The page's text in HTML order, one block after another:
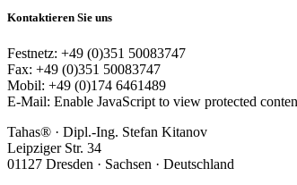
Kontaktieren Sie uns
Festnetz: +49 (0)351 50083747
Fax: +49 (0)351 50083747
Mobil: +49 (0)174 6461489
E-Mail: Enable JavaScript to view protected
Tahas® · Dipl.-Ing. Stefan Kitanov
Leipziger Str. 34
01127 Dresden · Sachsen · Deutschland